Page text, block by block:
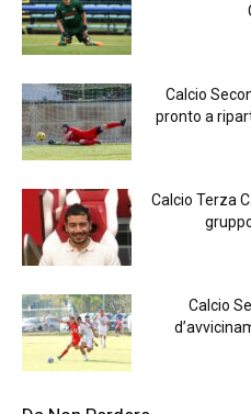
Calcio
pronto a
Calcio Terza
Calcio